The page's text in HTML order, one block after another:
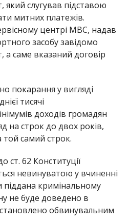
який слугував підставою
митних платежів.
центрі МВС, надав
засобу завідомо
а саме вказаний договір
покарання у вигляді
тисячі
доходів громадян
на строк до двох років,
самий строк.
ст. 62 Конституції
невинуватою у вчиненні
піддана кримінальному
не буде доведено в
обвинувальним